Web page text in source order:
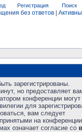
Регистрация Поиск
без ответов
зарегистрированы.
но предоставляет
конференции
для
вам следует
на
означает согласие со